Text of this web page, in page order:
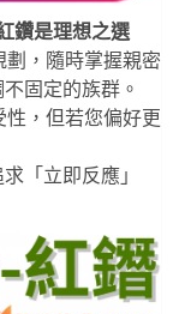
鑽是理想之選
劃，隨時掌握親密
固定的族群。
，但若您偏好更
「立即反應」